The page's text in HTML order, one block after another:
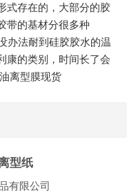
式存在的，大部分的胶
带的基材分很多种
办法耐到硅胶胶水的温
康的类别，时间长了会
离型膜现货
型纸
有限公司